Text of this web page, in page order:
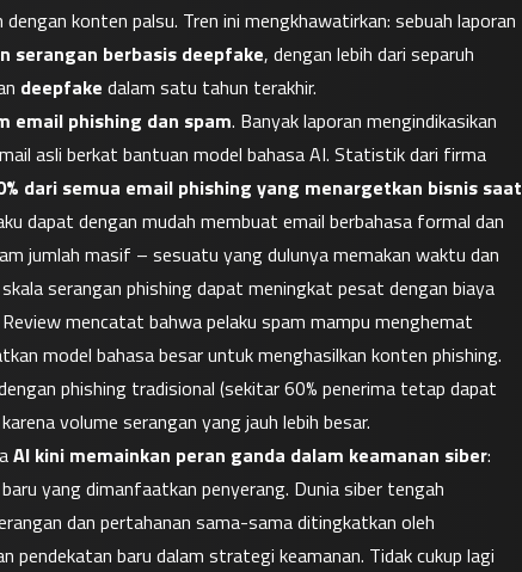
konten palsu. Tren ini mengkhawatirkan: sebuah laporan
serangan berbasis deepfake, dengan lebih dari separuh
deepfake dalam satu tahun terakhir.
email phishing dan spam. Banyak laporan mengindikasikan
asli berkat bantuan model bahasa AI. Statistik dari firma
dari semua email phishing yang menargetkan bisnis saat
dapat dengan mudah membuat email berbahasa formal dan
jumlah masif – sesuatu yang dulunya memakan waktu dan
serangan phishing dapat meningkat pesat dengan biaya
mencatat bahwa pelaku spam mampu menghemat
model bahasa besar untuk menghasilkan konten phishing.
phishing tradisional (sekitar 60% penerima tetap dapat
volume serangan yang jauh lebih besar.
AI kini memainkan peran ganda dalam keamanan siber:
yang dimanfaatkan penyerang. Dunia siber tengah
dan pertahanan sama-sama ditingkatkan oleh
pendekatan baru dalam strategi keamanan. Tidak cukup lagi